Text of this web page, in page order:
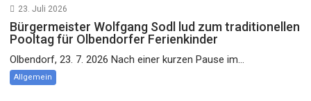
23. Juli 2026
Bürgermeister Wolfgang Sodl lud zum traditionellen
Pooltag für Olbendorfer Ferienkinder
Olbendorf, 23. 7. 2026 Nach einer kurzen Pause im...
Allgemein